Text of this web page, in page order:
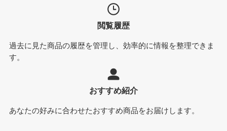
閲覧履歴
過去に見た商品の履歴を管理し、効率的に情報を整理できま
す。
おすすめ紹介
あなたの好みに合わせたおすすめ商品をお届けします。